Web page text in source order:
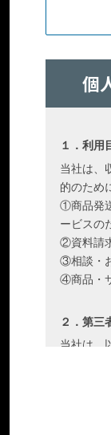
個
１．利用
当社は、
的のため
①商品発
ービスの
②資料請
③相談・
④商品・
２．第三
当社は、